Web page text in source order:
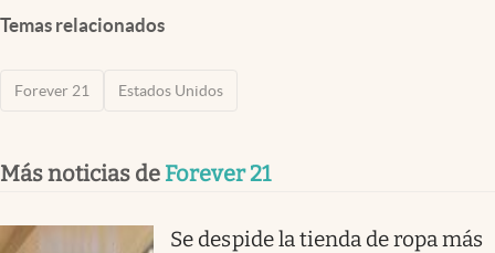
Temas relacionados
Forever 21 Estados Unidos
Más noticias de Forever 21
Se despide la tienda de ropa más